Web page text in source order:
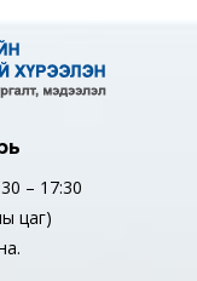
– 17:30
цаг)